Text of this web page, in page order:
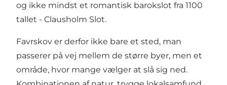
og ikke mindst et romantisk barokslot fra 1100
tallet - Clausholm Slot.
Favrskov er derfor ikke bare et sted, man
passerer på vej mellem de større byer, men et
område, hvor mange vælger at slå sig ned.